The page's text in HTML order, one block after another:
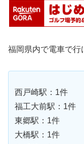
福岡県内で電車で行
西戸崎駅：1件
福工大前駅：1件
東郷駅：1件
大橋駅：1件